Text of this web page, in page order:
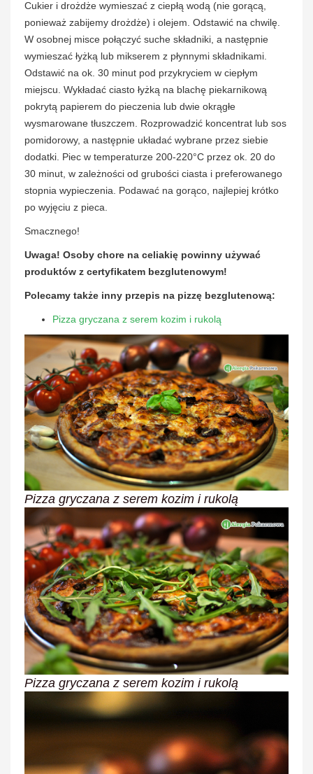
Cukier i drożdże wymieszać z ciepłą wodą (nie gorącą,
ponieważ zabijemy drożdże) i olejem. Odstawić na chwilę.
W osobnej misce połączyć suche składniki, a następnie
wymieszać łyżką lub mikserem z płynnymi składnikami.
Odstawić na ok. 30 minut pod przykryciem w ciepłym
miejscu. Wykładać ciasto łyżką na blachę piekarnikową
pokrytą papierem do pieczenia lub dwie okrągłe
wysmarowane tłuszczem. Rozprowadzić koncentrat lub sos
pomidorowy, a następnie układać wybrane przez siebie
dodatki. Piec w temperaturze 200-220°C przez ok. 20 do
30 minut, w zależności od grubości ciasta i preferowanego
stopnia wypieczenia. Podawać na gorąco, najlepiej krótko
po wyjęciu z pieca.
Smacznego!
Uwaga! Osoby chore na celiakię powinny używać
produktów z certyfikatem bezglutenowym!
Polecamy także inny przepis na pizzę bezglutenową:
Pizza gryczana z serem kozim i rukolą
Pizza gryczana z serem kozim i rukolą
Pizza gryczana z serem kozim i rukolą